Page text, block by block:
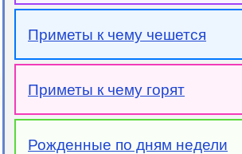
Приметы к чему чешется
Приметы к чему горят
Рожденные по дням недели